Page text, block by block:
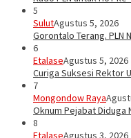
5
SulutAgustus 5, 2026
Gorontalo Terang. PLN
6
EtalaseAgustus 5, 2026
Curiga Suksesi Rektor
7
Mongondow Raya
Oknum Pejabat Diduga
8
EtalaseAgustus 3, 2026